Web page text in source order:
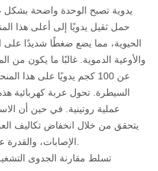
يدوية
حمل ثقيل يدويًا إلى أعلى هذا
الحيوية، مما يضع ضغطًا شديدًا على
والأوعية الدموية. غالبًا ما يكون من
عن 100 كجم يدويًا على هذا
السيطرة. تحول عربة كهربائية
عملية روتينية. في حين أن
تسلط مقارنة الجدوى